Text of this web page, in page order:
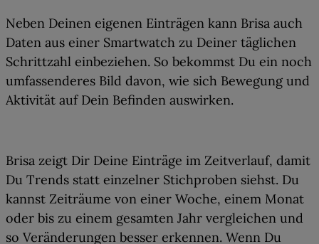
Neben Deinen eigenen Einträgen kann Brisa auch
Daten aus einer Smartwatch zu Deiner täglichen
Schrittzahl einbeziehen. So bekommst Du ein noch
umfassenderes Bild davon, wie sich Bewegung und
Aktivität auf Dein Befinden auswirken.
Brisa zeigt Dir Deine Einträge im Zeitverlauf, damit
Du Trends statt einzelner Stichproben siehst. Du
kannst Zeiträume von einer Woche, einem Monat
oder bis zu einem gesamten Jahr vergleichen und
so Veränderungen besser erkennen. Wenn Du